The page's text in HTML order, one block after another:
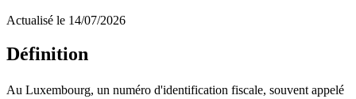
Actualisé le 14/07/2026
Définition
Au Luxembourg, un numéro d'identification fiscale, souvent appelé